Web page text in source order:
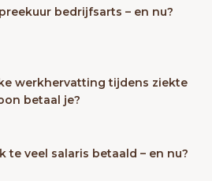
bedrijfsarts – en nu?
werkhervatting tijdens ziekte
betaal je?
te veel salaris betaald – en nu?